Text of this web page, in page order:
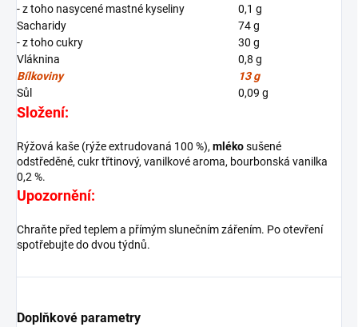
- z toho nasycené mastné kyseliny
0,1 g
Sacharidy
74 g
- z toho cukry
30 g
Vláknina
0,8 g
Bílkoviny
13 g
Sůl
0,09 g
Složení:
Rýžová kaše (rýže extrudovaná 100 %), mlékosušené
odstředěné, cukr třtinový, vanilkové aroma, bourbonská vanilka
0,2 %.
Upozornění:
Chraňte před teplem a přímým slunečním zářením. Po otevření
spotřebujte do dvou týdnů.
Doplňkové parametry